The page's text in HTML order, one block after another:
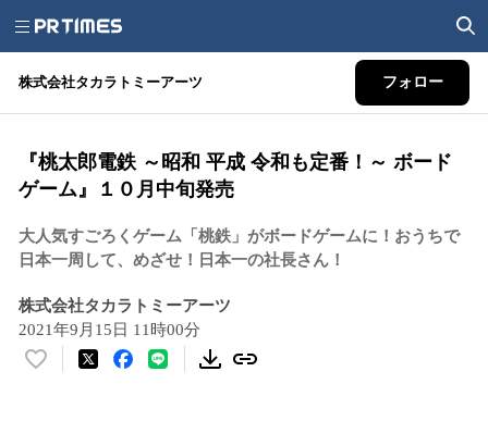
株式会社タカラトミーアーツ フォロー
『桃太郎電鉄 ～昭和 平成 令和も定番！～ ボード
ゲーム』１０月中旬発売
大人気すごろくゲーム「桃鉄」がボードゲームに！おうちで
日本一周して、めざせ！日本一の社長さん！
株式会社タカラトミーアーツ
2021年9月15日 11時00分
い